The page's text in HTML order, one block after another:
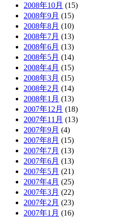
2008年10月 (15)
2008年9月 (15)
2008年8月 (10)
2008年7月 (13)
2008年6月 (13)
2008年5月 (14)
2008年4月 (15)
2008年3月 (15)
2008年2月 (14)
2008年1月 (13)
2007年12月 (18)
2007年11月 (13)
2007年9月 (4)
2007年8月 (15)
2007年7月 (13)
2007年6月 (13)
2007年5月 (21)
2007年4月 (25)
2007年3月 (22)
2007年2月 (23)
2007年1月 (16)